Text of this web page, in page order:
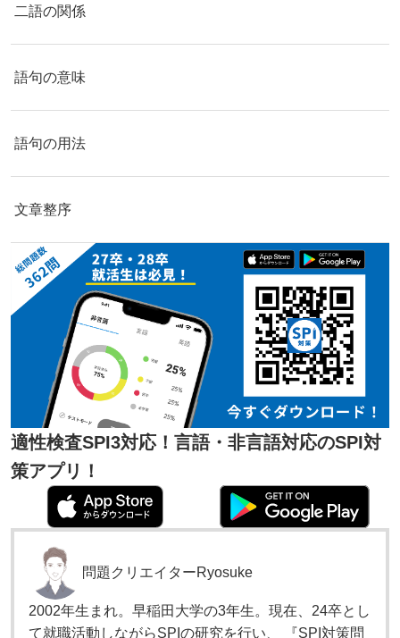
二語の関係
語句の意味
語句の用法
文章整序
適性検査SPI3対応！言語・非言語対応のSPI対
策アプリ！
問題クリエイターRyosuke
2002年生まれ。早稲田大学の3年生。現在、24卒とし
て就職活動しながらSPIの研究を行い、 『SPI対策問